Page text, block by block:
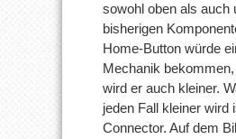
sowohl oben als auch
bisherigen
Home-Button würde
Mechanik
wird er auch kleiner.
jeden Fall kleiner wird
Connector. Auf dem